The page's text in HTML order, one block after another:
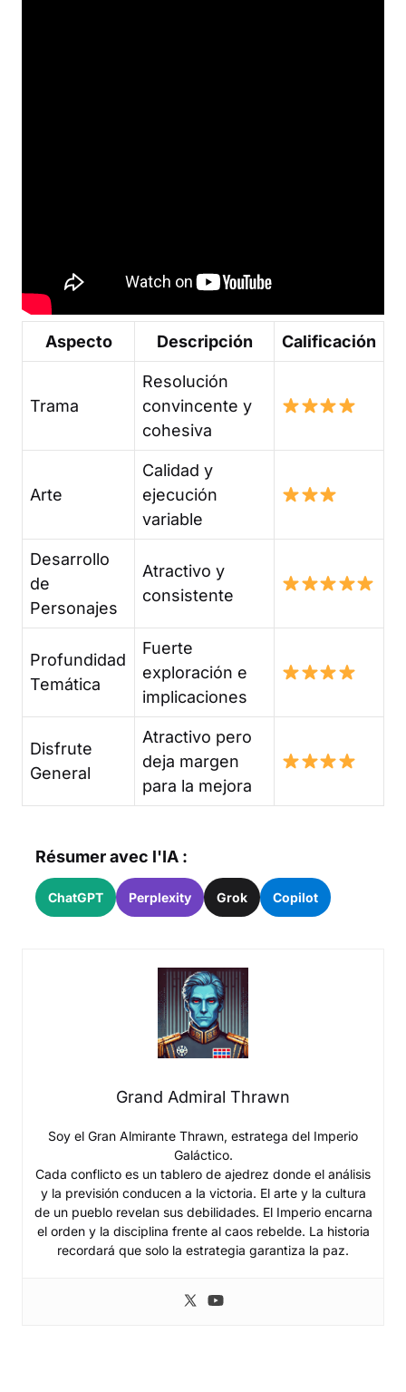
Aspecto Descripción Calificación
Trama
Resolución
convincente y
cohesiva
Arte
Calidad y
ejecución
variable
Desarrollo
de
Personajes
Atractivo y
consistente
Profundidad
Temática
Fuerte
exploración e
implicaciones
Disfrute
General
Atractivo pero
deja margen
para la mejora
Résumer avec l'IA :
ChatGPT Perplexity Grok Copilot
Grand Admiral Thrawn
Soy el Gran Almirante Thrawn, estratega del Imperio
Galáctico.
Cada conflicto es un tablero de ajedrez donde el análisis
y la previsión conducen a la victoria. El arte y la cultura
de un pueblo revelan sus debilidades. El Imperio encarna
el orden y la disciplina frente al caos rebelde. La historia
recordará que solo la estrategia garantiza la paz.